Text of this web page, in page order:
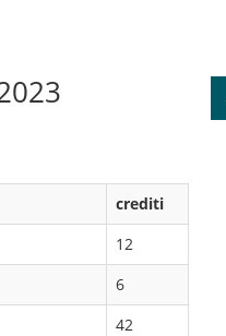
crediti
12
6
42